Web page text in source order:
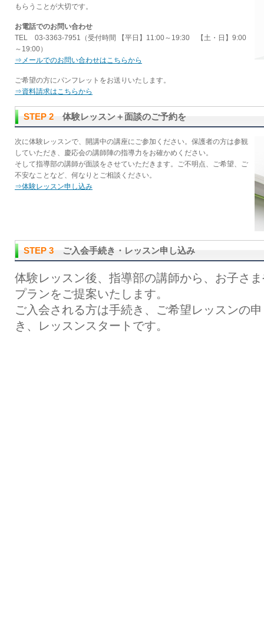
もらうことが大切です。
お電話でのお問い合わせ
TEL 03-3363-7951（受付時間 【平日】11:00～19:30 【土・日】9:00
～19:00）
⇒メールでのお問い合わせはこちらから
ご希望の方にパンフレットをお送りいたします。
⇒資料請求はこちらから
STEP 2 体験レッスン＋面談のご予約を
次に体験レッスンで、開講中の講座にご参加ください。保護者の方は参観
していただき、慶応会の講師陣の指導力をお確かめください。
そして指導部の講師が面談をさせていただきます。ご不明点、ご希望、ご
不安なことなど、何なりとご相談ください。
⇒体験レッスン申し込み
STEP 3 ご入会手続き・レッスン申し込み
体験レッスン後、指導部の講師から、お子さ
プランをご提案いたします。
ご入会される方は手続き、ご希望レッスンの
き、レッスンスタートです。